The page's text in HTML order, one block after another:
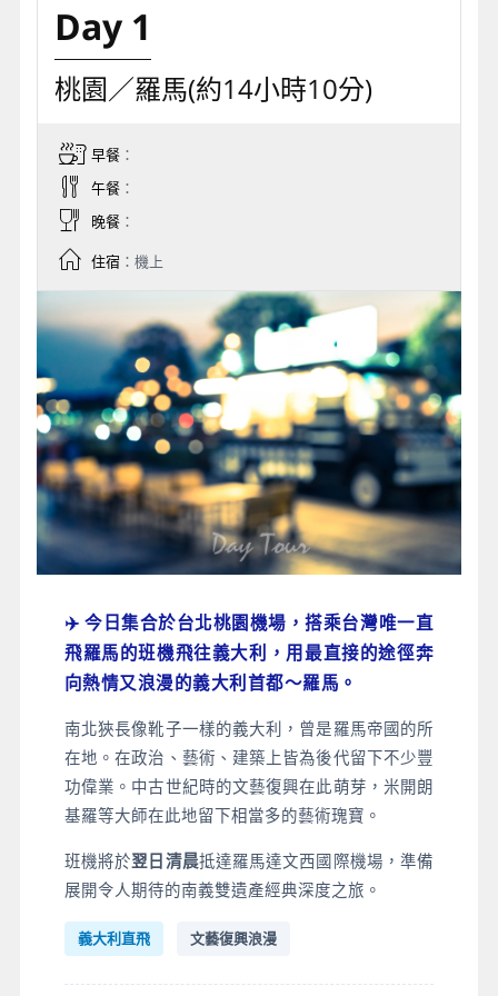
Day 1
桃園／羅馬(約14小時10分)
早餐：
午餐：
晚餐：
住宿：機上
✈️ 今日集合於台北桃園機場，搭乘台灣唯一直
飛羅馬的班機飛往義大利，用最直接的途徑奔
向熱情又浪漫的義大利首都～羅馬。
南北狹長像靴子一樣的義大利，曾是羅馬帝國的所
在地。在政治、藝術、建築上皆為後代留下不少豐
功偉業。中古世紀時的文藝復興在此萌芽，米開朗
基羅等大師在此地留下相當多的藝術瑰寶。
班機將於翌日清晨抵達羅馬達文西國際機場，準備
展開令人期待的南義雙遺產經典深度之旅。
義大利直飛 文藝復興浪漫